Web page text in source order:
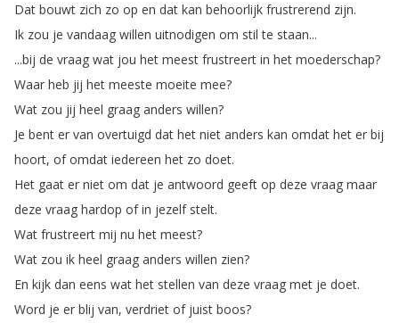
Dat bouwt zich zo op en dat kan behoorlijk frustrerend zijn.
Ik zou je vandaag willen uitnodigen om stil te staan...
...bij de vraag wat jou het meest frustreert in het moederschap?
Waar heb jij het meeste moeite mee?
Wat zou jij heel graag anders willen?
Je bent er van overtuigd dat het niet anders kan omdat het er bij
hoort, of omdat iedereen het zo doet.
Het gaat er niet om dat je antwoord geeft op deze vraag maar
deze vraag hardop of in jezelf stelt.
Wat frustreert mij nu het meest?
Wat zou ik heel graag anders willen zien?
En kijk dan eens wat het stellen van deze vraag met je doet.
Word je er blij van, verdriet of juist boos?